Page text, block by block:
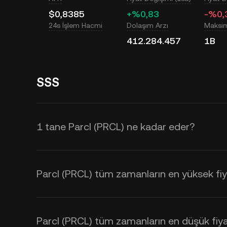
$0,8385 +%0,83 -
24s İşlem Hacmi Dolaşım Arzı
412.284.457 1B
SSS
1 tane Parcl (PRCL) ne kadar eder?
KuCoin, Parcl (PRCL) için gerçek
fiyatı; arz ve talebin yanı sıra
Parcl (PRCL) tüm zamanların en yüksek
Parcl (PRCL) tüm zamanların en düşük